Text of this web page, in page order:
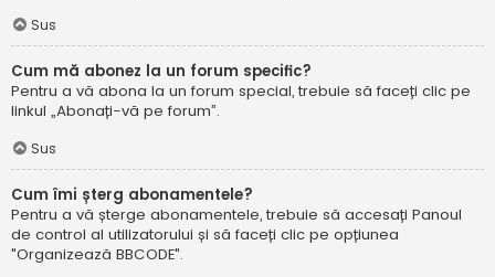
Sus
Cum mă abonez la un forum specific?
Pentru a vă abona la un forum special, trebuie să faceți clic pe
linkul „Abonați-vă pe forum”.
Sus
Cum îmi șterg abonamentele?
Pentru a vă șterge abonamentele, trebuie să accesați Panoul
de control al utilizatorului și să faceți clic pe opțiunea
"Organizează BBCODE".